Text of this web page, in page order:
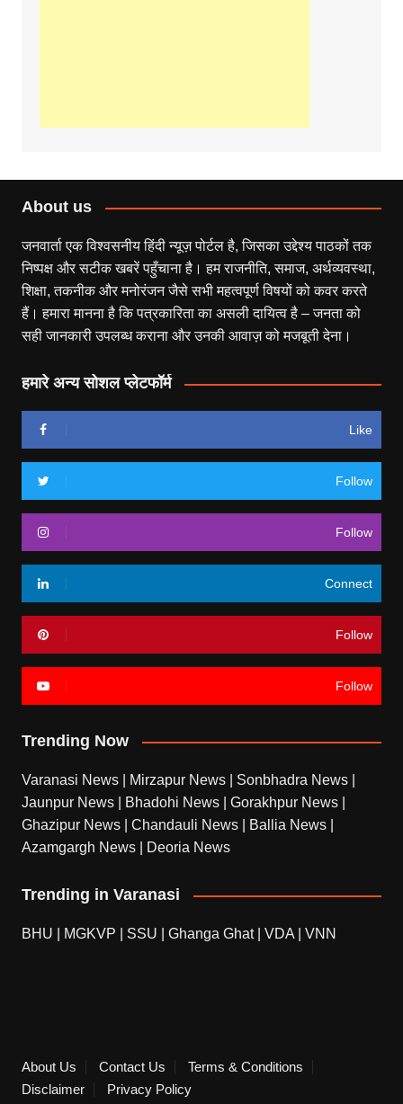
About us
जनवार्ता एक विश्वसनीय हिंदी न्यूज़ पोर्टल है, जिसका उद्देश्य पाठकों तक
निष्पक्ष और सटीक खबरें पहुँचाना है। हम राजनीति, समाज, अर्थव्यवस्था,
शिक्षा, तकनीक और मनोरंजन जैसे सभी महत्वपूर्ण विषयों को कवर करते
हैं। हमारा मानना है कि पत्रकारिता का असली दायित्व है – जनता को
सही जानकारी उपलब्ध कराना और उनकी आवाज़ को मजबूती देना।
हमारे अन्य सोशल प्लेटफॉर्म
Like
Follow
Follow
Connect
Follow
Follow
Trending Now
Varanasi News Mirzapur News Sonbhadra News
Jaunpur News
Bhadohi News Gorakhpur News
Ghazipur News
Chandauli News Ballia News
Azamgargh News
Deoria News
Trending in Varanasi
BHU MGKVP SSU Ghanga Ghat| VDA VNN
About Us Contact Us
Terms & Conditions
Disclaimer
Privacy Policy